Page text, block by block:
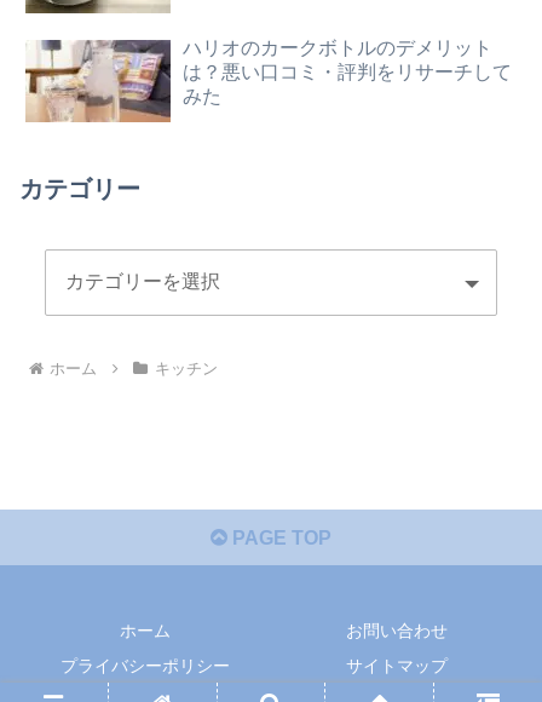
ハリオのカークボトルのデメリット
は？悪い口コミ・評判をリサーチして
みた
カテゴリー
ホーム キッチン
PAGE TOP
ホーム
お問い合わせ
プライバシーポリシー
サイトマップ